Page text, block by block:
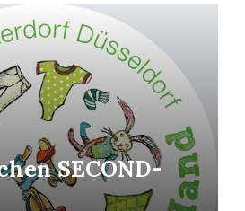
SECOND-